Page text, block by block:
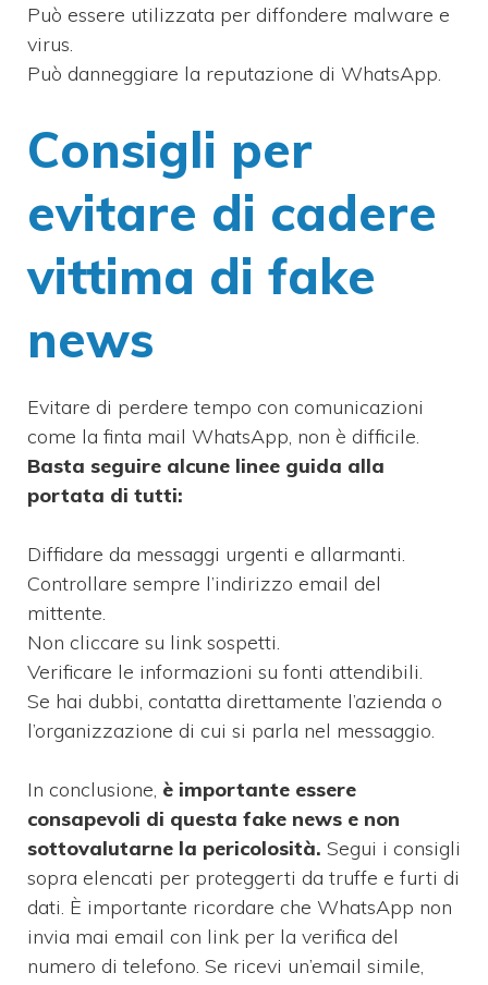
Può essere utilizzata per diffondere malware e
virus.
Può danneggiare la reputazione di WhatsApp.
Consigli per
evitare di cadere
vittima di fake
news
Evitare di perdere tempo con comunicazioni
come la finta mail WhatsApp, non è difficile.
Basta seguire alcune linee guida alla
portata di tutti:
Diffidare da messaggi urgenti e allarmanti.
Controllare sempre l’indirizzo email del
mittente.
Non cliccare su link sospetti.
Verificare le informazioni su fonti attendibili.
Se hai dubbi, contatta direttamente l’azienda o
l’organizzazione di cui si parla nel messaggio.
In conclusione, è importante essere
consapevoli di questa fake news e non
sottovalutarne la pericolosità. Segui i consigli
sopra elencati per proteggerti da truffe e furti di
dati. È importante ricordare che WhatsApp non
invia mai email con link per la verifica del
numero di telefono. Se ricevi un’email simile,